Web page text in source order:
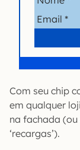
Com seu chip
em qualquer
na fachada
‘recargas’).